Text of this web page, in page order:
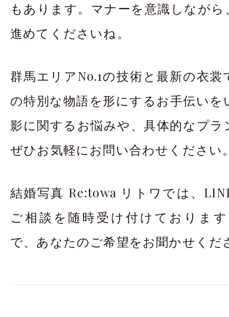
もあります。マナーを意識しなが
進めてくださいね。
群馬エリアNo.1の技術と最新の衣
の特別な物語を形にするお手伝いを
影に関するお悩みや、具体的なプラ
ぜひお気軽にお問い合わせください
結婚写真 Re:towa リトワでは、
ご相談を随時受け付けておりま
で、あなたのご希望をお聞かせくだ